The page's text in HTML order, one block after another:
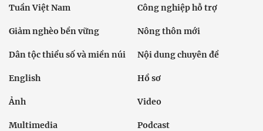
Tuần Việt Nam Công nghiệp hỗ trợ
Giảm nghèo bền vững Nông thôn mới
Dân tộc thiểu số và miền núi Nội dung chuyên đề
English Hồ sơ
Ảnh Video
Multimedia Podcast